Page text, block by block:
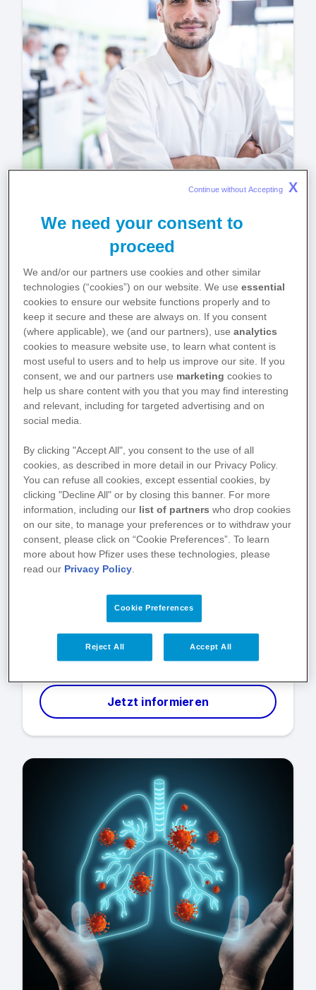
Impfquoten erhöhen, Impflücken
schließen, Prävention fördern
Jetzt informieren
Fokus auf Zecken & FSME
Zecken werden aktiv und können FSME
übertragen.
Jetzt informieren
We need your consent to
proceed
We and/or our partners use cookies and other similar
technologies (“cookies”) on our website. We useessential
cookies to ensure our website functions properly and to
keep it secure and these are always on. If you consent
(where applicable), we (and our partners), useanalytics
cookies to measure website use, to learn what content is
most useful to users and to help us improve our site. If you
consent, we and our partners use marketing cookies to
help us share content with you that you may find interesting
and relevant, including for targeted advertising and on
social media.
By clicking "Accept All", you consent to the use of all
cookies, as described in more detail in our Privacy Policy.
You can refuse all cookies, except essential cookies, by
clicking "Decline All" or by closing this banner. For more
information, including our list of partners who drop cookies
on our site, to manage your preferences or to withdraw your
consent, please click on “Cookie Preferences”. To learn
more about how Pfizer uses these technologies, please
read our Privacy Policy.
Cookie Preferences
Reject All Accept All
Continue without Accepting X